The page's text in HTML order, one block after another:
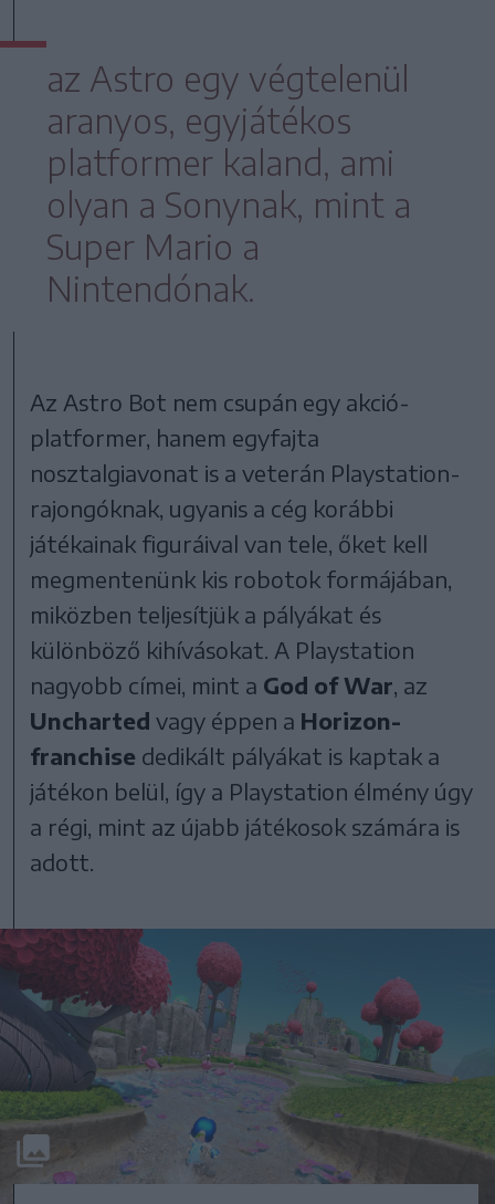
az Astro egy végtelenül
aranyos, egyjátékos
platformer kaland, ami
olyan a Sonynak, mint a
Super Mario a
Nintendónak.
Az Astro Bot nem csupán egy akció-
platformer, hanem egyfajta
nosztalgiavonat is a veterán Playstation-
rajongóknak, ugyanis a cég korábbi
játékainak figuráival van tele, őket kell
megmentenünk kis robotok formájában,
miközben teljesítjük a pályákat és
különböző kihívásokat. A Playstation
nagyobb címei, mint a God of War, az
Uncharted vagy éppen a Horizon-
franchise dedikált pályákat is kaptak a
játékon belül, így a Playstation élmény úgy
a régi, mint az újabb játékosok számára is
adott.